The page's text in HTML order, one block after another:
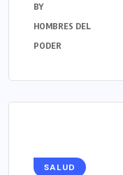
BY
HOMBRES DEL
PODER
SALUD